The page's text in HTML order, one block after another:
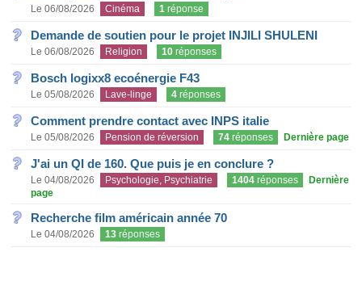
Le 06/08/2026 Cinéma 1 réponse
Demande de soutien pour le projet INJILI SHULENI
Le 06/08/2026 Religion 10 réponses
Bosch logixx8 ecoénergie F43
Le 05/08/2026 Lave-linge 4 réponses
Comment prendre contact avec INPS italie
Le 05/08/2026 Pension de réversion 74 réponses Dernière page
J'ai un QI de 160. Que puis je en conclure ?
Le 04/08/2026 Psychologie, Psychiatrie 1404 réponses
Dernière
page
Recherche film américain année 70
Le 04/08/2026 13 réponses